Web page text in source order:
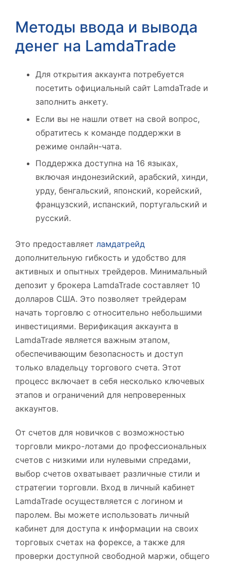
Методы ввода и вывода
денег на LamdaTrade
Для открытия аккаунта потребуется
посетить официальный сайт LamdaTrade и
заполнить анкету.
Если вы не нашли ответ на свой вопрос,
обратитесь к команде поддержки в
режиме онлайн-чата.
Поддержка доступна на 16 языках,
включая индонезийский, арабский, хинди,
урду, бенгальский, японский, корейский,
французский, испанский, португальский и
русский.
Это предоставляет ламдатрейд
дополнительную гибкость и удобство для
активных и опытных трейдеров. Минимальный
депозит у брокера LamdaTrade составляет 10
долларов США. Это позволяет трейдерам
начать торговлю с относительно небольшими
инвестициями. Верификация аккаунта в
LamdaTrade является важным этапом,
обеспечивающим безопасность и доступ
только владельцу торгового счета. Этот
процесс включает в себя несколько ключевых
этапов и ограничений для непроверенных
аккаунтов.
От счетов для новичков с возможностью
торговли микро-лотами до профессиональных
счетов с низкими или нулевыми спредами,
выбор счетов охватывает различные стили и
стратегии торговли. Вход в личный кабинет
LamdaTrade осуществляется с логином и
паролем. Вы можете использовать личный
кабинет для доступа к информации на своих
торговых счетах на форексе, а также для
проверки доступной свободной маржи, общего